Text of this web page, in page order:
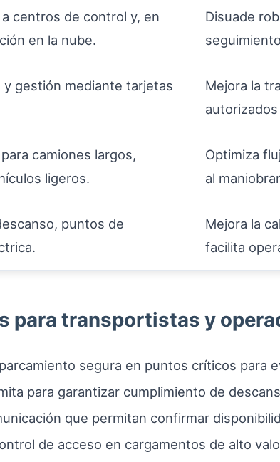
centros de control y, en
en la nube.
Disuade
gestión mediante tarjetas
Mejora la
camiones largos,
ligeros.
Optimiza
al
puntos de
Mejora la
facilita
para transportistas y
segura en puntos críticos para
para garantizar cumplimiento de
que permitan confirmar
de acceso en cargamentos de alto